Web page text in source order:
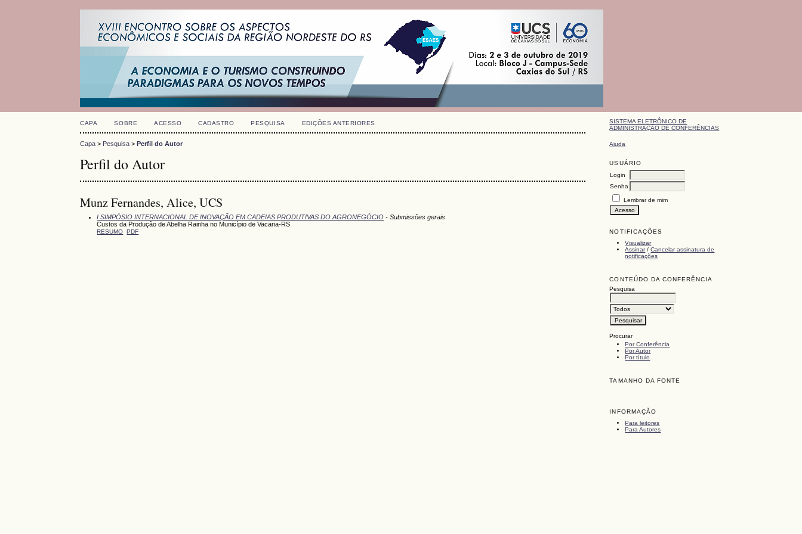
SISTEMA ELETRÔNICO DE
ADMINISTRAÇÃO DE CONFERÊNCIAS
Ajuda
USUÁRIO
Login
Senha
Lembrar de mim
NOTIFICAÇÕES
Visualizar
Assinar/Cancelar assinatura de
notificações
CONTEÚDO DA CONFERÊNCIA
Pesquisa
Procurar
Por Conferência
Por Autor
Por título
TAMANHO DA FONTE
INFORMAÇÃO
Para leitores
Para Autores
CAPA SOBRE ACESSO CADASTRO PESQUISA EDIÇÕES ANTERIORES
Capa > Pesquisa >Perfil do Autor
Perfil do Autor
Munz Fernandes, Alice, UCS
I SIMPÓSIO INTERNACIONAL DE INOVAÇÃO EM CADEIAS PRODUTIVAS DO AGRONEGÓCIO - Submissões gerais
Custos da Produção de Abelha Rainha no Município de Vacaria-RS
RESUMO PDF